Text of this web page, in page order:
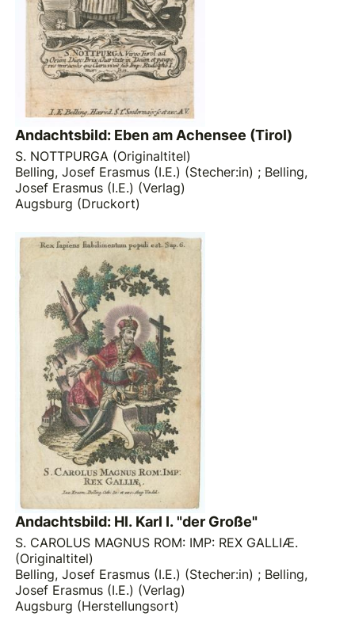
Andachtsbild: Eben am Achensee (Tirol)
S. NOTTPURGA (Originaltitel)
Belling, Josef Erasmus (I.E.) (Stecher:in) ; Belling,
Josef Erasmus (I.E.) (Verlag)
Augsburg (Druckort)
Andachtsbild: Hl. Karl I. "der Große"
S. CAROLUS MAGNUS ROM: IMP: REX GALLIÆ.
(Originaltitel)
Belling, Josef Erasmus (I.E.) (Stecher:in) ; Belling,
Josef Erasmus (I.E.) (Verlag)
Augsburg (Herstellungsort)